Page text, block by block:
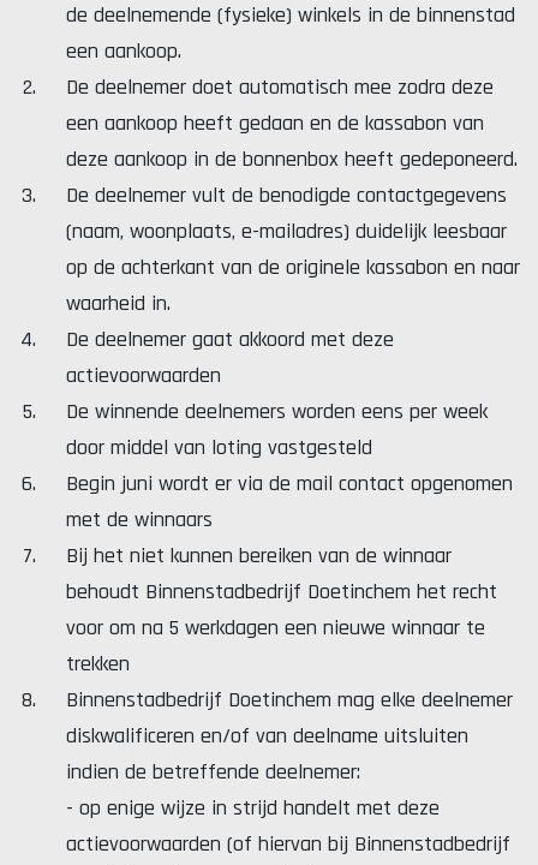
de deelnemende (fysieke) winkels in de binnenstad
een aankoop.
De deelnemer doet automatisch mee zodra deze
een aankoop heeft gedaan en de kassabon van
deze aankoop in de bonnenbox heeft gedeponeerd.
De deelnemer vult de benodigde contactgegevens
(naam, woonplaats, e-mailadres) duidelijk leesbaar
op de achterkant van de originele kassabon en naar
waarheid in.
De deelnemer gaat akkoord met deze
actievoorwaarden
De winnende deelnemers worden eens per week
door middel van loting vastgesteld
Begin juni wordt er via de mail contact opgenomen
met de winnaars
Bij het niet kunnen bereiken van de winnaar
behoudt Binnenstadbedrijf Doetinchem het recht
voor om na 5 werkdagen een nieuwe winnaar te
trekken
Binnenstadbedrijf Doetinchem mag elke deelnemer
diskwalificeren en/of van deelname uitsluiten
indien de betreffende deelnemer:
- op enige wijze in strijd handelt met deze
actievoorwaarden (of hiervan bij Binnenstadbedrijf